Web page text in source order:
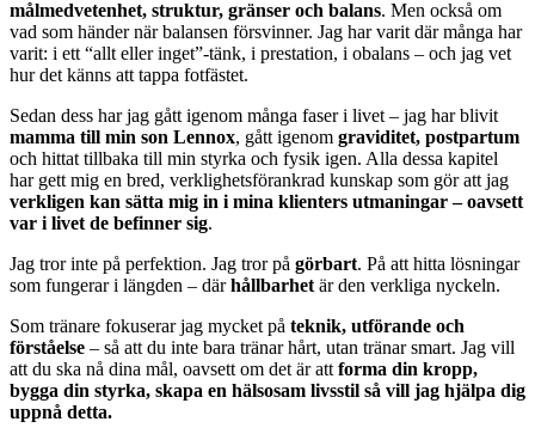
målmedvetenhet, struktur, gränser och balans. Men också om
vad som händer när balansen försvinner. Jag har varit där många har
varit: i ett “allt eller inget”-tänk, i prestation, i obalans – och jag vet
hur det känns att tappa fotfästet.
Sedan dess har jag gått igenom många faser i livet – jag har blivit
mamma till min son Lennox, gått igenom graviditet, postpartum
och hittat tillbaka till min styrka och fysik igen. Alla dessa kapitel
har gett mig en bred, verklighetsförankrad kunskap som gör att jag
verkligen kan sätta mig in i mina klienters utmaningar – oavsett
var i livet de befinner sig.
Jag tror inte på perfektion. Jag tror på görbart. På att hitta lösningar
som fungerar i längden – därhållbarhet är den verkliga nyckeln.
Som tränare fokuserar jag mycket på teknik, utförande och
förståelse – så att du inte bara tränar hårt, utan tränar smart. Jag vill
att du ska nå dina mål, oavsett om det är att forma din kropp,
bygga din styrka, skapa en hälsosam livsstil så vill jag hjälpa dig
uppnå detta.